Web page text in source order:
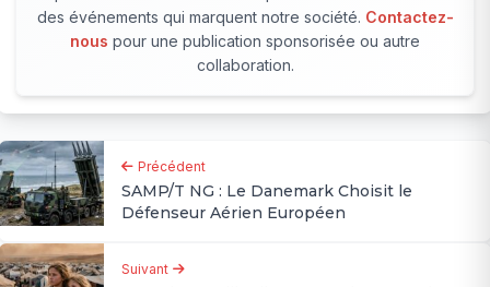
des événements qui marquent notre société. Contactez-
nous pour une publication sponsorisée ou autre
collaboration.
Précédent
SAMP/T NG : Le Danemark Choisit le
Défenseur Aérien Européen
Suivant